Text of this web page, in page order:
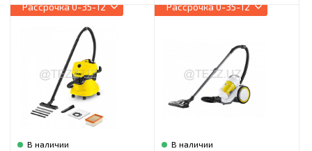
Рассрочка0-35-12
В наличии
Рассрочка0-35-12
В наличии